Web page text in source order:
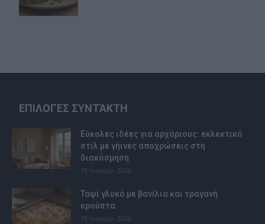
ΕΠΙΛΟΓΈΣ ΣΥΝΤΆΚΤΗ
Εύκολες ιδέες για αρχάριους: εκλεκτικό
στιλ με γήινες αποχρώσεις στη
διακόσμηση
19 Ιουλίου, 2026
Ταψί γλυκό με βανίλια και τραγανή
κρούστα
19 Ιουλίου, 2026